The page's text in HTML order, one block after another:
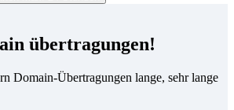
übertragungen!
Domain-Übertragungen lange, sehr lange